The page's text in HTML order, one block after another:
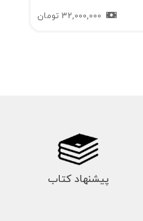
32,000,000 تومان
پیشنهاد کتاب